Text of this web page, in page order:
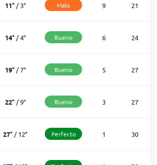
11°/3° Malo 9 21
14°/4° Bueno 6 24
19°/7° Bueno 5 27
22°/9° Bueno 3 27
27° /12° Perfecto 1 30